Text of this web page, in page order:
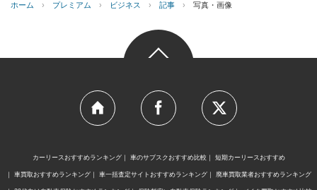
ホーム › プレミアム › ビジネス › 記事 › 写真・画像
カーリースおすすめランキング 車のサブスクおすすめ比較 短期カーリースおすすめ
車買取おすすめランキング 車一括査定サイトおすすめランキング 廃車買取業者おすすめランキング